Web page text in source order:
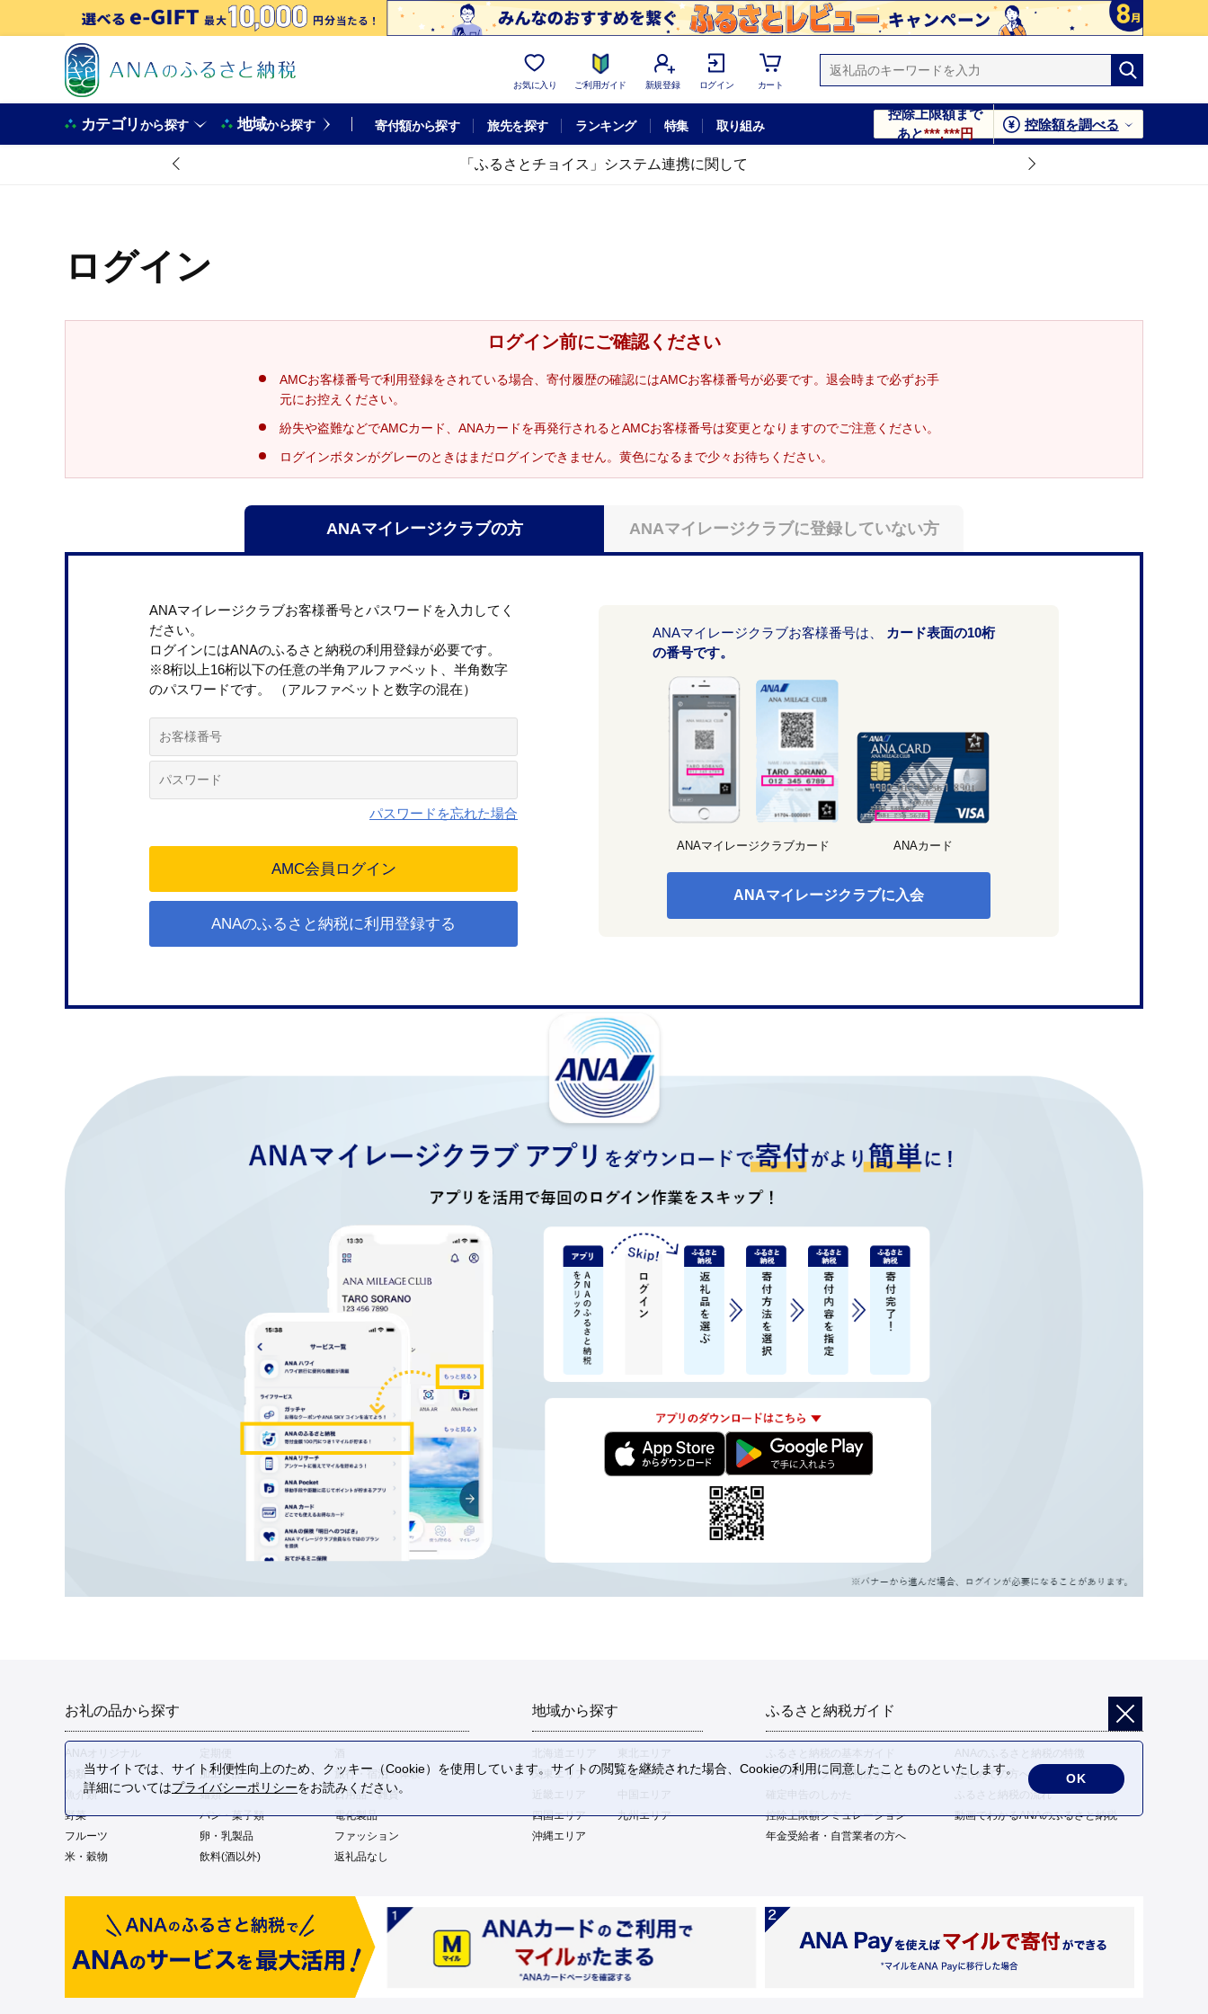
お気に入り ご利用ガイド 新規登録 ログイン カート
カテゴリから探す 地域から探す 寄付額から探す 旅先を探す ランキング 特集 取り組み
控除上限額まで
あと***,***円
控除額を調べる
「ふるさとチョイス」システム連携に関して
ログイン
ログイン前にご確認ください
AMCお客様番号で利用登録をされている場合、寄付履歴の確認にはAMCお客様番号が必要です。退会時まで必ずお手
元にお控えください。
紛失や盗難などでAMCカード、ANAカードを再発行されるとAMCお客様番号は変更となりますのでご注意ください。
ログインボタンがグレーのときはまだログインできません。黄色になるまで少々お待ちください。
ANAマイレージクラブの方 ANAマイレージクラブに登録していない方
ANAマイレージクラブお客様番号とパスワードを入力してく
ださい。
ログインにはANAのふるさと納税の利用登録が必要です。
※8桁以上16桁以下の任意の半角アルファベット、半角数字
のパスワードです。 （アルファベットと数字の混在）
パスワードを忘れた場合
ANAのふるさと納税に利用登録する
ANAマイレージクラブお客様番号は、
カード表面の10桁
の番号です。
ANAマイレージクラブカード ANAカード
ANAマイレージクラブに入会
お礼の品から探す
肉類
加工食品
旅行・宿泊・体験
魚介類
麺類
日用品・雑貨
野菜
パン・菓子類
電化製品
フルーツ
卵・乳製品
ファッション
米・穀物
飲料(酒以外) 返礼品なし
地域から探す
関東エリア
中部エリア
四国エリア
九州エリア
沖縄エリア
ふるさと納税ガイド
ふるさと納税の基本ガイド
ANAのふるさと納税の特徴
ワンストップ特例制度ガイド
はじめての方へ
ふるさと納税の流れ
控除上限額シミュレーション
動画でわかるANAのふるさと納税
年金受給者・自営業者の方へ
当サイトでは、サイト利便性向上のため、クッキー（Cookie）を使用しています。サイトの閲覧を継続された場合、Cookieの利用に同意したことものといたします。
詳細についてはプライバシーポリシーをお読みください。
OK